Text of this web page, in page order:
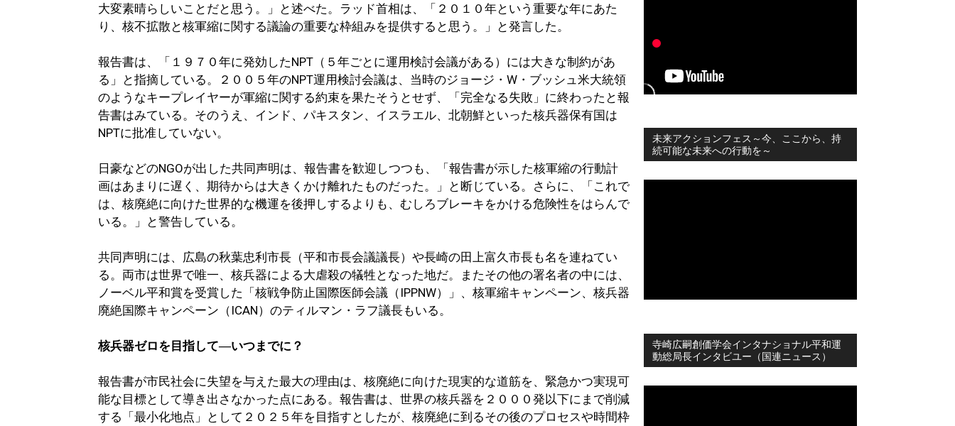
大変素晴らしいことだと思う。」と述べた。ラッド首相は、「２０１０年という重要な年にあた
り、核不拡散と核軍縮に関する議論の重要な枠組みを提供すると思う。」と発言した。
報告書は、「１９７０年に発効したNPT（５年ごとに運用検討会議がある）には大きな制約があ
る」と指摘している。２００５年のNPT運用検討会議は、当時のジョージ・W・ブッシュ米大統領
のようなキープレイヤーが軍縮に関する約束を果たそうとせず、「完全なる失敗」に終わったと報
告書はみている。そのうえ、インド、パキスタン、イスラエル、北朝鮮といった核兵器保有国は
NPTに批准していない。
日豪などのNGOが出した共同声明は、報告書を歓迎しつつも、「報告書が示した核軍縮の行動計
画はあまりに遅く、期待からは大きくかけ離れたものだった。」と断じている。さらに、「これで
は、核廃絶に向けた世界的な機運を後押しするよりも、むしろブレーキをかける危険性をはらんで
いる。」と警告している。
共同声明には、広島の秋葉忠利市長（平和市長会議議長）や長崎の田上富久市長も名を連ねてい
る。両市は世界で唯一、核兵器による大虐殺の犠牲となった地だ。またその他の署名者の中には、
ノーベル平和賞を受賞した「核戦争防止国際医師会議（IPPNW）」、核軍縮キャンペーン、核兵器
廃絶国際キャンペーン（ICAN）のティルマン・ラフ議長もいる。
核兵器ゼロを目指して―いつまでに？
報告書が市民社会に失望を与えた最大の理由は、核廃絶に向けた現実的な道筋を、緊急かつ実現可
能な目標として導き出さなかった点にある。報告書は、世界の核兵器を２０００発以下にまで削減
する「最小化地点」として２０２５年を目指すとしたが、核廃絶に到るその後のプロセスや時間枠
未来アクションフェス～今、ここから、持
続可能な未来への行動を～
寺崎広嗣創価学会インタナショナル平和運
動総局長インタビユー（国連ニュース）